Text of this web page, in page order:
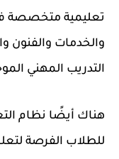
تعليمية متخصصة
والخدمات والفنون
التدريب المهني
هناك أيضًا نظام
للطلاب الفرصة